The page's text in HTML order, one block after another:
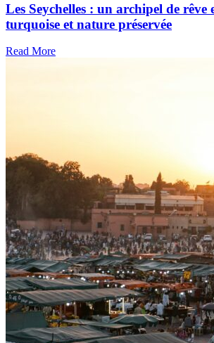
Les Seychelles : un archipel de rêve
turquoise et nature préservée
Read More